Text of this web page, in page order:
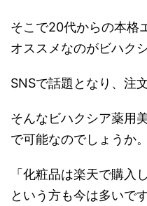
そこで20代からの本格
オススメなのがビハク
SNSで話題となり、注
そんなビハクシア薬用
で可能なのでしょうか。
「化粧品は楽天で購入
という方も今は多いです